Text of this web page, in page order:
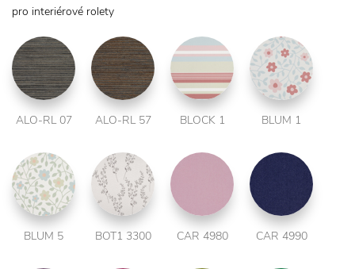
pro interiérové rolety
ALO-RL 07 ALO-RL 57 BLOCK 1 BLUM 1
BLUM 5 BOT1 3300 CAR 4980 CAR 4990